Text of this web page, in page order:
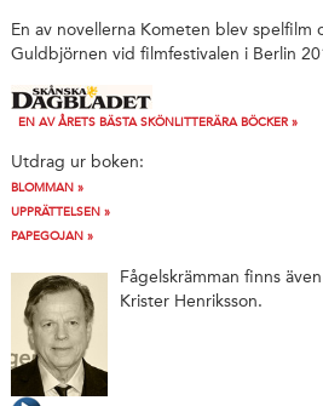
En av novellerna Kometen blev spelfilm
Guldbjörnen vid filmfestivalen i Berlin
EN AV ÅRETS BÄSTA SKÖNLITTERÄRA BÖCKER »
Utdrag ur boken:
BLOMMAN »
UPPRÄTTELSEN »
PAPEGOJAN »
Fågelskrämman finns
Krister Henriksson.